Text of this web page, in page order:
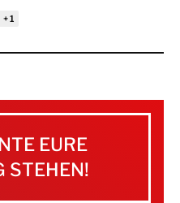
EURE
STEHEN!